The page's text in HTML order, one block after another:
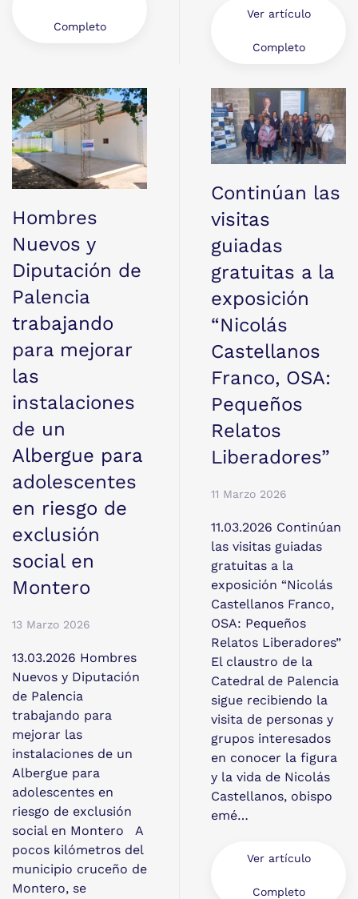
Completo
Ver artículo
Completo
Hombres
Nuevos y
Diputación de
Palencia
trabajando
para mejorar
las
instalaciones
de un
Albergue para
adolescentes
en riesgo de
exclusión
social en
Montero
13 Marzo 2026
13.03.2026 Hombres
Nuevos y Diputación
de Palencia
trabajando para
mejorar las
instalaciones de un
Albergue para
adolescentes en
riesgo de exclusión
social en Montero A
pocos kilómetros del
municipio cruceño de
Montero, se
Continúan las
visitas
guiadas
gratuitas a la
exposición
“Nicolás
Castellanos
Franco, OSA:
Pequeños
Relatos
Liberadores”
11 Marzo 2026
11.03.2026 Continúan
las visitas guiadas
gratuitas a la
exposición “Nicolás
Castellanos Franco,
OSA: Pequeños
Relatos Liberadores”
El claustro de la
Catedral de Palencia
sigue recibiendo la
visita de personas y
grupos interesados
en conocer la figura
y la vida de Nicolás
Castellanos, obispo
emé…
Ver artículo
Completo